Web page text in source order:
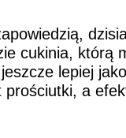
cukinia, którą
lepiej
prościutki, a